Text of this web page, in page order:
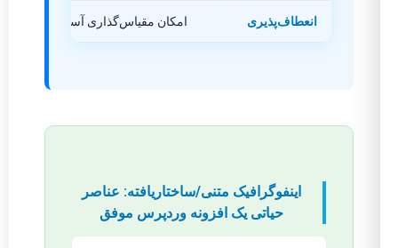
انعطاف‌پذیری امکان مقیاس‌گذاری آسان تیم بر
اینفوگرافیک متنی/ساختاریافته: عناصر
حیاتی یک افزونه وردپرس موفق